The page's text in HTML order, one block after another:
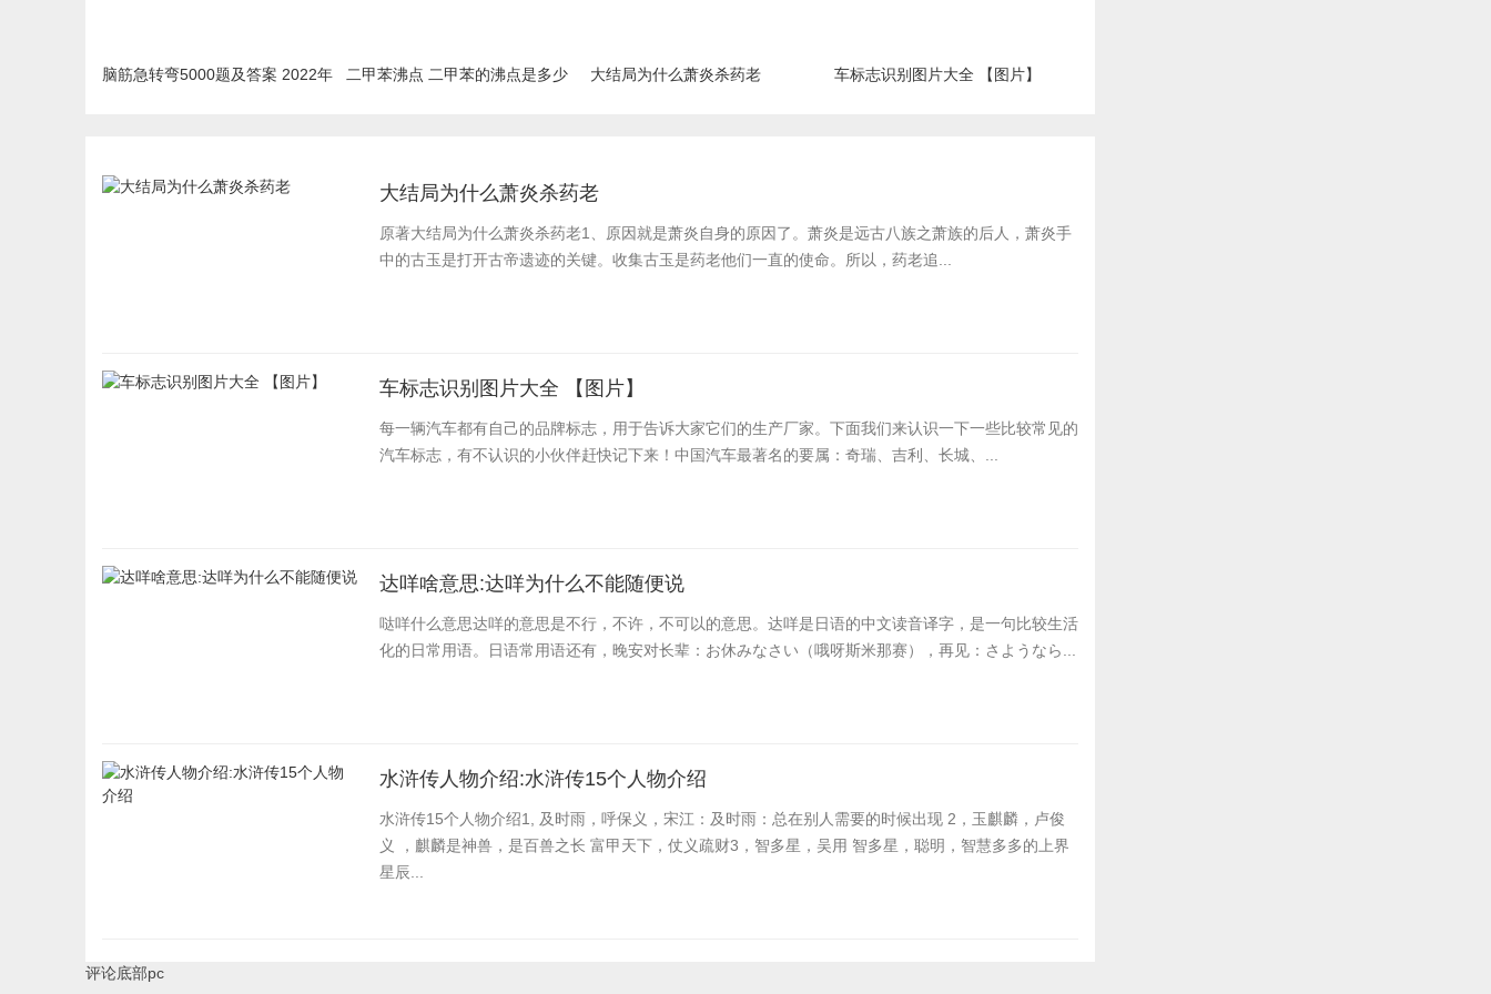
脑筋急转弯5000题及答案 2022年
二甲苯沸点 二甲苯的沸点是多少 大结局为什么萧炎杀药老 车标志识别图片大全 【图片】
大结局为什么萧炎杀药老
原著大结局为什么萧炎杀药老​1、原因就是萧炎自身的原因了。萧炎是远古八族之萧族的后人，萧炎手
中的古玉是打开古帝遗迹的关键。收集古玉是药老他们一直的使命。所以，药老追...
车标志识别图片大全 【图片】
每一辆汽车都有自己的品牌标志，用于告诉大家它们的生产厂家。下面我们来认识一下一些比较常见的
汽车标志，有不认识的小伙伴赶快记下来！中国汽车最著名的要属：奇瑞、吉利、长城、...
达咩啥意思:达咩为什么不能随便说
哒咩什么意思达咩的意思是不行，不许，不可以的意思。达咩是日语的中文读音译字，是一句比较生活
化的日常用语。日语常用语还有，晚安对长辈：お休みなさい（哦呀斯米那赛），再见：さようなら...
水浒传人物介绍:水浒传15个人物介绍
水浒传15个人物介绍1, 及时雨，呼保义，宋江：及时雨：总在别人需要的时候出现 2，玉麒麟，卢俊
义 ，麒麟是神兽，是百兽之长 富甲天下，仗义疏财3，智多星，吴用 智多星，聪明，智慧多多的上界
星辰...
评论底部pc